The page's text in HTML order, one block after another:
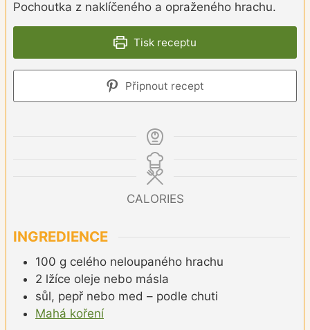
Pochoutka z naklíčeného a opraženého hrachu.
Tisk receptu
Připnout recept
CALORIES
INGREDIENCE
100 g celého neloupaného hrachu
2 lžíce oleje nebo másla
sůl, pepř nebo med – podle chuti
Mahá koření